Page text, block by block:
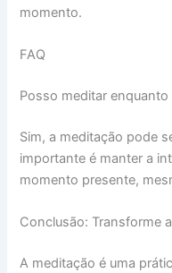
momento.
FAQ
Posso meditar
Sim, a meditação pode
importante é manter a
momento presente,
Conclusão: Transforme
A meditação é uma